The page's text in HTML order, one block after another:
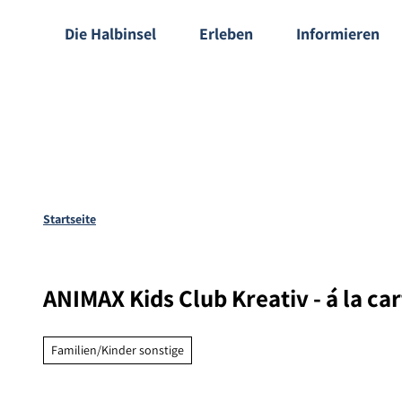
Die Halbinsel Erleben Informieren
Startseite
ANIMAX Kids Club Kreativ - á la
Familien/Kinder sonstige